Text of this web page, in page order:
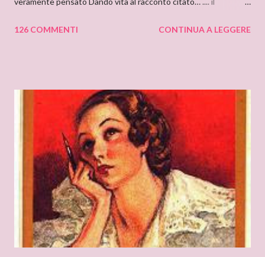
RAYBOURN Ciao Deanna, posso solo iniziare dicendo che sono
molto affascinante, con un intreccio poderoso e
un’ambientazione suggestiva – una tenuta di campagna in
un’antica abbazia, niente meno! E mi ha ricordato i vecchi
romanzi gotici con così tanto mistero ed elementi
soprannaturali. Hi, Deanna, I can only start saying that I’m very
very proud to interview an author like you. I’ve just finished
reading “Silent in the Sanctuary”, and I’ve found it very
intriguing, with a ponderous plot and a sug...
126 COMMENTI CONTINUA A LEGGERE